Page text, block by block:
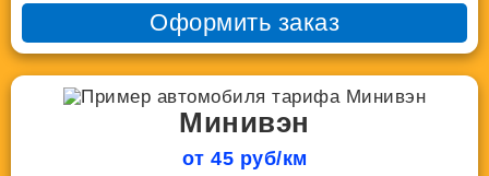
Оформить заказ
Минивэн
от 45 руб/км